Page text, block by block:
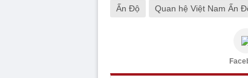
Ấn Độ Quan hệ Việt Nam Ấn